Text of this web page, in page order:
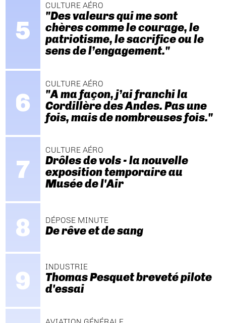
CULTURE AÉRO
"Des valeurs qui me sont
chères comme le courage, le
patriotisme, le sacrifice ou le
sens de l’engagement."
CULTURE AÉRO
"A ma façon, j’ai franchi la
Cordillère des Andes. Pas une
fois, mais de nombreuses fois."
CULTURE AÉRO
Drôles de vols - la nouvelle
exposition temporaire au
Musée de l'Air
DÉPOSE MINUTE
De rêve et de sang
INDUSTRIE
Thomas Pesquet breveté pilote
d'essai